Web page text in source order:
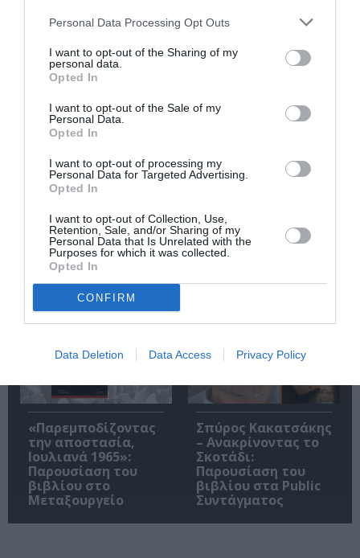
Personal Data Processing Opt Outs
I want to opt-out of the Sharing of my
personal data.
Opted In
I want to opt-out of the Sale of my
Personal Data.
Opted In
I want to opt-out of processing my
Personal Data for Targeted Advertising.
Opted In
I want to opt-out of Collection, Use,
Retention, Sale, and/or Sharing of my
Personal Data that Is Unrelated with the
Purposes for which it was collected.
Opted In
CONFIRM
Data Deletion Data Access Privacy Policy
Ακολουθήστε το Culturenow.gr
Σχετικά Άρθρα
Η μακρά λίστα με
τις υποψηφιότητες
για το Βραβείο
Booker 2026
Έκθεση Βιβλίου
«Παρεμποδίζοντας
την αποστασία,
Ιουλιανά 1965»:
Παρουσίαση του
βιβλίου στο
Μεταξουργείο
Σπύρος Κακατσάκης
– Ανακρίνοντας το
Σκοτάδι:
Παρουσίαση του
βιβλίου στα Public
Συντάγματος